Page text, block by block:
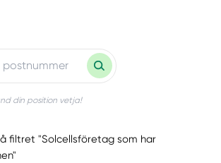
din position vetja!
filtret "Solcellsföretag som har